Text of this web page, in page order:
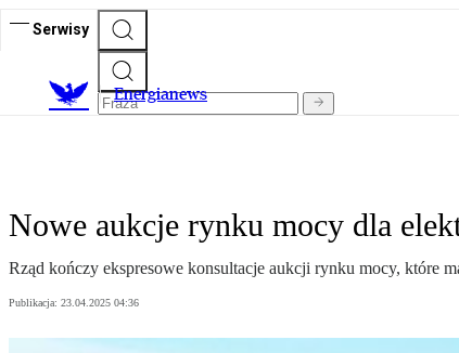
Serwisy
Energianews
Nowe aukcje rynku mocy dla
Rząd kończy ekspresowe konsultacje aukcji rynku mocy, które
Publikacja: 23.04.2025 04:36